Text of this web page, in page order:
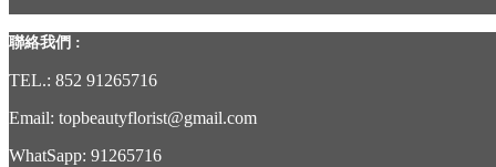
聯絡我們 :
TEL.: 852 91265716
Email: topbeautyflorist@gmail.com
WhatSapp: 91265716